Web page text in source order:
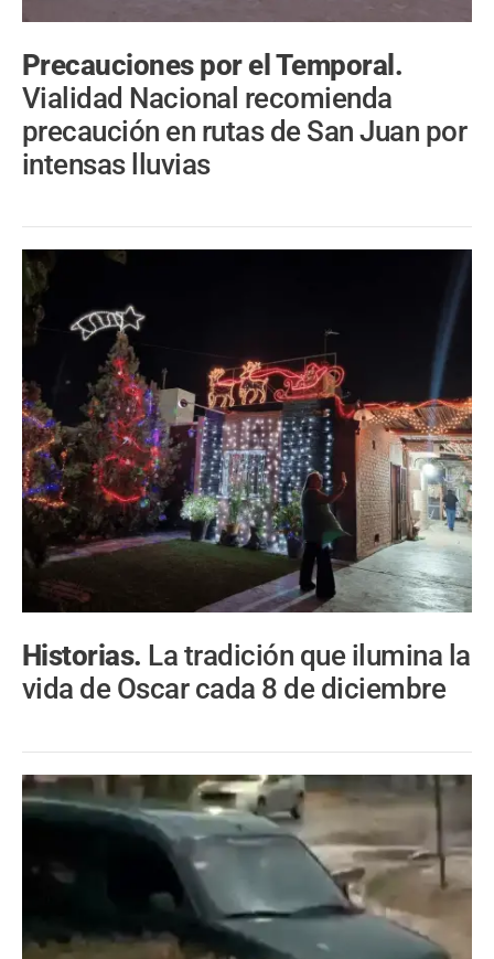
Precauciones por el Temporal.
Vialidad Nacional recomienda
precaución en rutas de San Juan por
intensas lluvias
Historias. La tradición que ilumina la
vida de Oscar cada 8 de diciembre